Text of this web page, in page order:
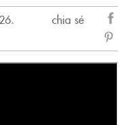
chia sẻ
sẻ